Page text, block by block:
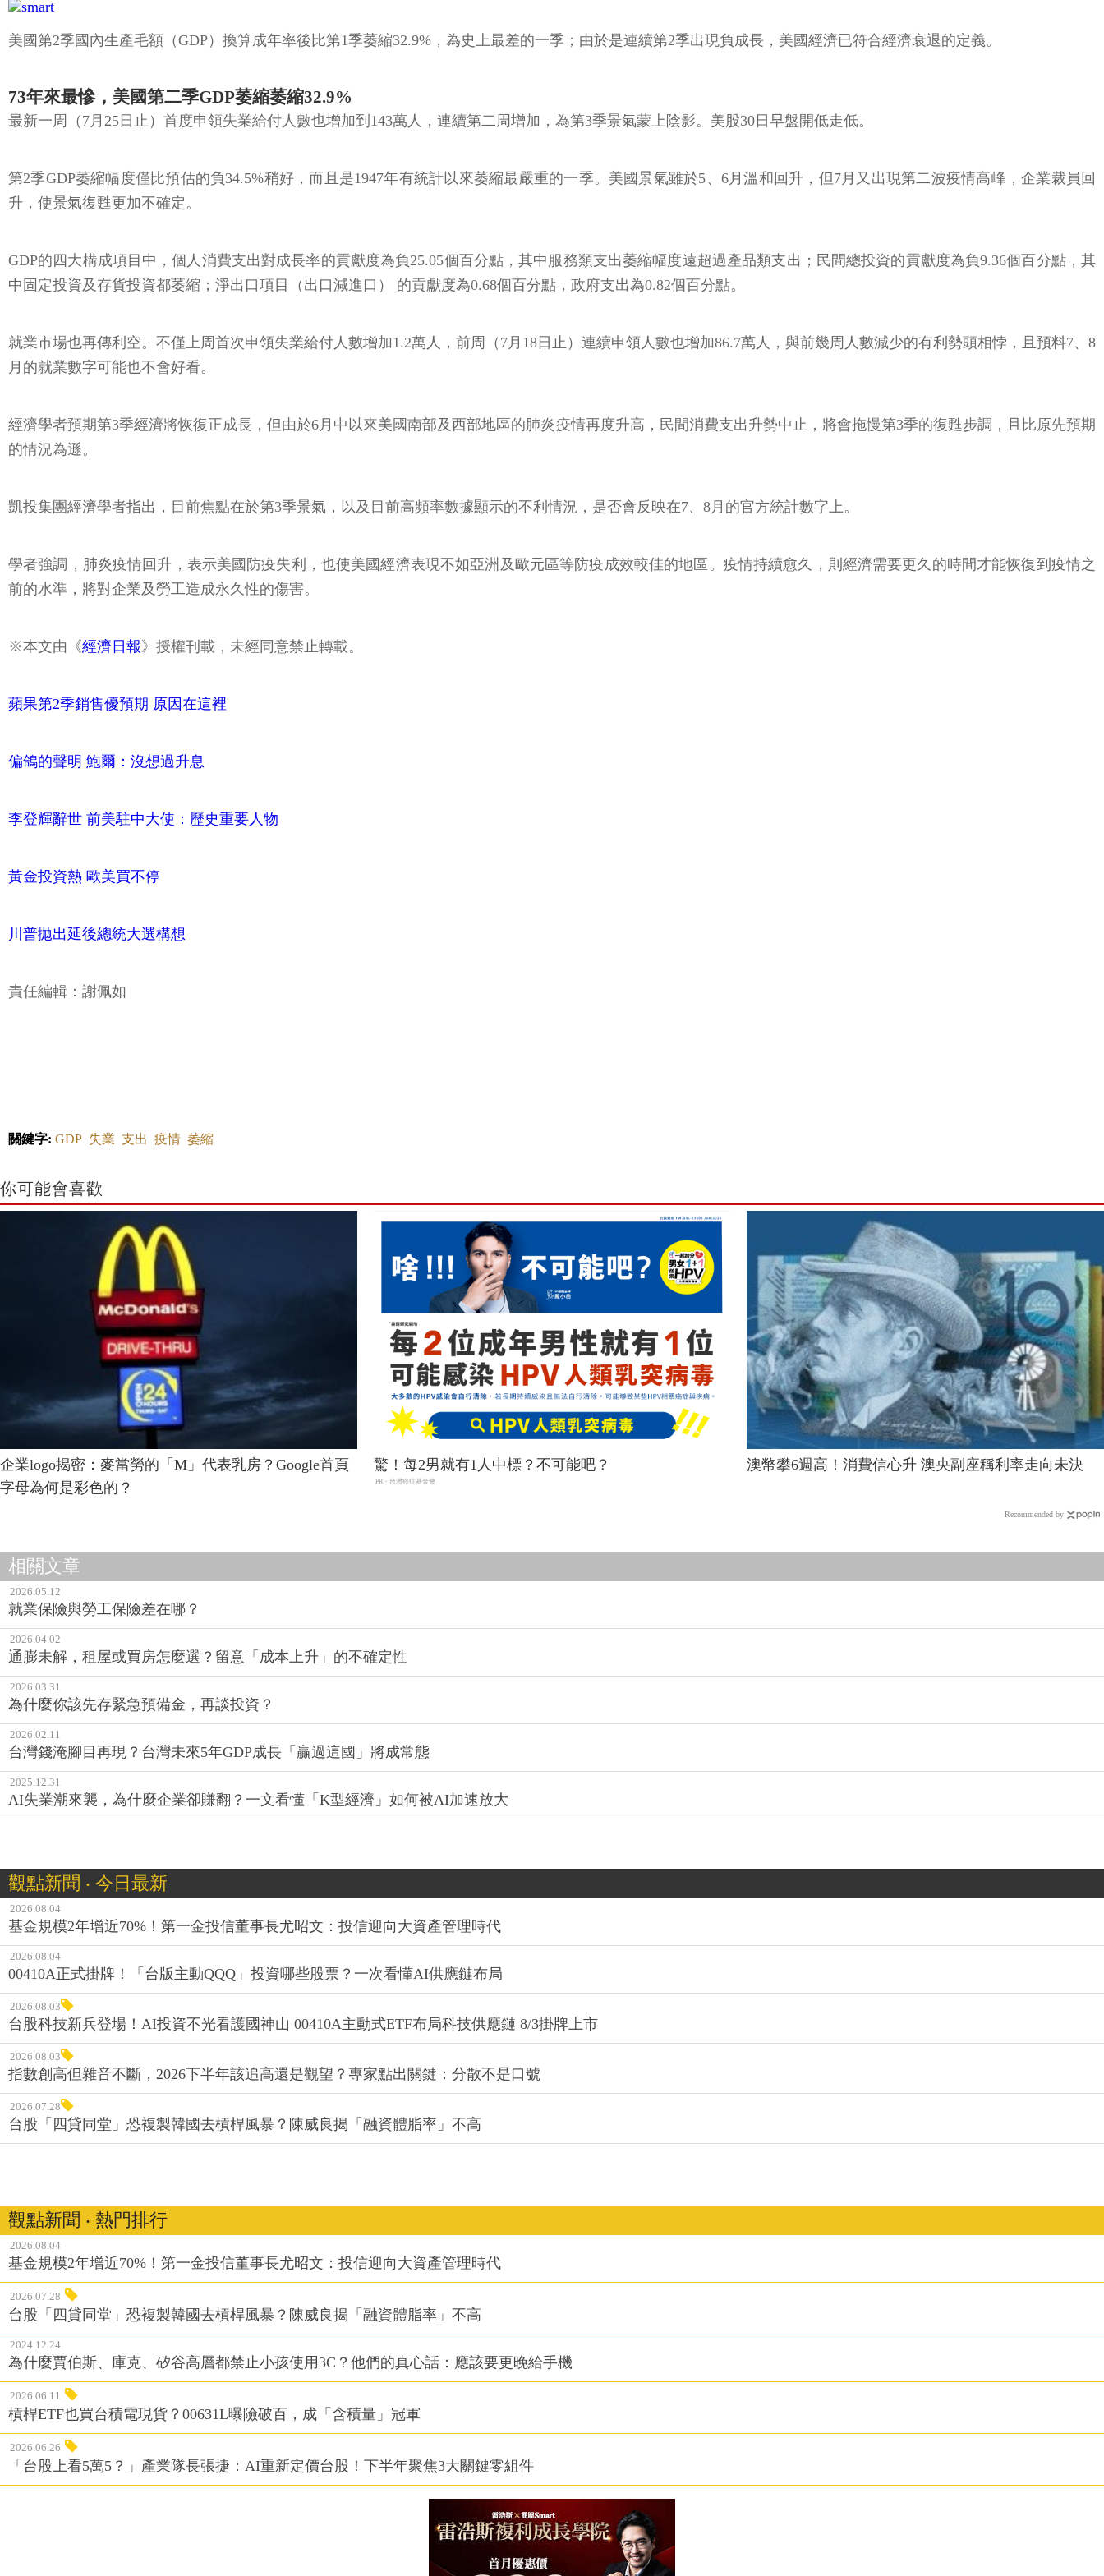
美國第2季國內生產毛額（GDP）換算成年率後比第1季萎縮32.9%，為史上最差的一季；由於是連續第2季出現負成長，美國經濟已符合經濟衰退的定義。
73年來最慘，美國第二季GDP萎縮萎縮32.9%
最新一周（7月25日止）首度申領失業給付人數也增加到143萬人，連續第二周增加，為第3季景氣蒙上陰影。美股30日早盤開低走低。
第2季GDP萎縮幅度僅比預估的負34.5%稍好，而且是1947年有統計以來萎縮最嚴重的一季。美國景氣雖於5、6月溫和回升，但7月又出現第二波疫情高峰，企業裁員回
升，使景氣復甦更加不確定。
GDP的四大構成項目中，個人消費支出對成長率的貢獻度為負25.05個百分點，其中服務類支出萎縮幅度遠超過產品類支出；民間總投資的貢獻度為負9.36個百分點，其
中固定投資及存貨投資都萎縮；淨出口項目（出口減進口） 的貢獻度為0.68個百分點，政府支出為0.82個百分點。
就業市場也再傳利空。不僅上周首次申領失業給付人數增加1.2萬人，前周（7月18日止）連續申領人數也增加86.7萬人，與前幾周人數減少的有利勢頭相悖，且預料7、8
月的就業數字可能也不會好看。
經濟學者預期第3季經濟將恢復正成長，但由於6月中以來美國南部及西部地區的肺炎疫情再度升高，民間消費支出升勢中止，將會拖慢第3季的復甦步調，且比原先預期
的情況為遜。
凱投集團經濟學者指出，目前焦點在於第3季景氣，以及目前高頻率數據顯示的不利情況，是否會反映在7、8月的官方統計數字上。
學者強調，肺炎疫情回升，表示美國防疫失利，也使美國經濟表現不如亞洲及歐元區等防疫成效較佳的地區。疫情持續愈久，則經濟需要更久的時間才能恢復到疫情之
前的水準，將對企業及勞工造成永久性的傷害。
※本文由《經濟日報 》授權刊載，未經同意禁止轉載。
蘋果第2季銷售優預期 原因在這裡
偏鴿的聲明 鮑爾：沒想過升息
李登輝辭世 前美駐中大使：歷史重要人物
黃金投資熱 歐美買不停
川普拋出延後總統大選構想
責任編輯：謝佩如
關鍵字: GDP 失業 支出 疫情 萎縮
你可能會喜歡
企業logo揭密：麥當勞的「M」代表乳房？Google首頁
字母為何是彩色的？
驚！每2男就有1人中標？不可能吧？
PR・台灣癌症基金會
澳幣攀6週高！消費信心升 澳央副座稱利率走向未決
Recommended by
相關文章
2026.05.12
就業保險與勞工保險差在哪？
2026.04.02
通膨未解，租屋或買房怎麼選？留意「成本上升」的不確定性
2026.03.31
為什麼你該先存緊急預備金，再談投資？
2026.02.11
台灣錢淹腳目再現？台灣未來5年GDP成長「贏過這國」將成常態
2025.12.31
AI失業潮來襲，為什麼企業卻賺翻？一文看懂「K型經濟」如何被AI加速放大
觀點新聞 ‧ 今日最新
2026.08.04
基金規模2年增近70%！第一金投信董事長尤昭文：投信迎向大資產管理時代
2026.08.04
00410A正式掛牌！「台版主動QQQ」投資哪些股票？一次看懂AI供應鏈布局
2026.08.03
台股科技新兵登場！AI投資不光看護國神山 00410A主動式ETF布局科技供應鏈 8/3掛牌上市
2026.08.03
指數創高但雜音不斷，2026下半年該追高還是觀望？專家點出關鍵：分散不是口號
2026.07.28
台股「四貸同堂」恐複製韓國去槓桿風暴？陳威良揭「融資體脂率」不高
觀點新聞 ‧ 熱門排行
2026.08.04
基金規模2年增近70%！第一金投信董事長尤昭文：投信迎向大資產管理時代
2026.07.28
台股「四貸同堂」恐複製韓國去槓桿風暴？陳威良揭「融資體脂率」不高
2024.12.24
為什麼賈伯斯、庫克、矽谷高層都禁止小孩使用3C？他們的真心話：應該要更晚給手機
2026.06.11
槓桿ETF也買台積電現貨？00631L曝險破百，成「含積量」冠軍
2026.06.26
「台股上看5萬5？」產業隊長張捷：AI重新定價台股！下半年聚焦3大關鍵零組件